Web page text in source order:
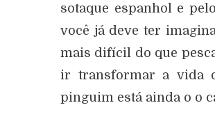
sotaque espanhol e
você já deve ter
mais difícil do que
ir transformar a vida
pinguim está ainda o o